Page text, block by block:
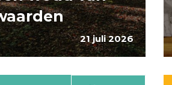
21 juli 2026